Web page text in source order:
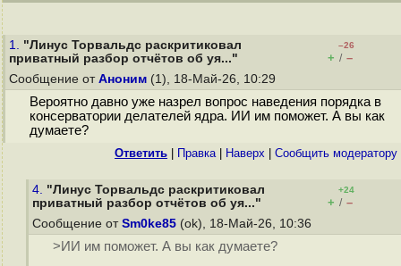
1. "Линус Торвальдс раскритиковал
приватный разбор отчётов об уя..."
–26
+ / –
Сообщение от Аноним (1), 18-Май-26, 10:29
Вероятно давно уже назрел вопрос наведения порядка в
консерватории делателей ядра. ИИ им поможет. А вы как
думаете?
Ответить Правка| Наверх Cообщить модератору
4. "Линус Торвальдс раскритиковал
приватный разбор отчётов об уя..."
+24
+ / –
Сообщение от Sm0ke85 (ok), 18-Май-26, 10:36
>ИИ им поможет. А вы как думаете?